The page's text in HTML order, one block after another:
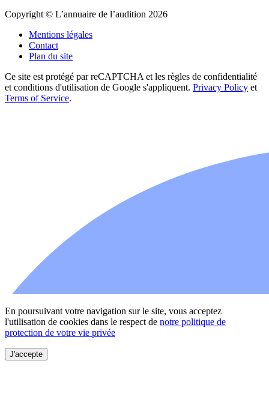
Copyright © L’annuaire de l’audition 2026
Mentions légales
Contact
Plan du site
Ce site est protégé par reCAPTCHA et les règles de confidentialité
et conditions d'utilisation de Google s'appliquent. Privacy Policy et
Terms of Service.
En poursuivant votre navigation sur le site, vous acceptez
l'utilisation de cookies dans le respect de notre politique de
protection de votre vie privée
J'accepte